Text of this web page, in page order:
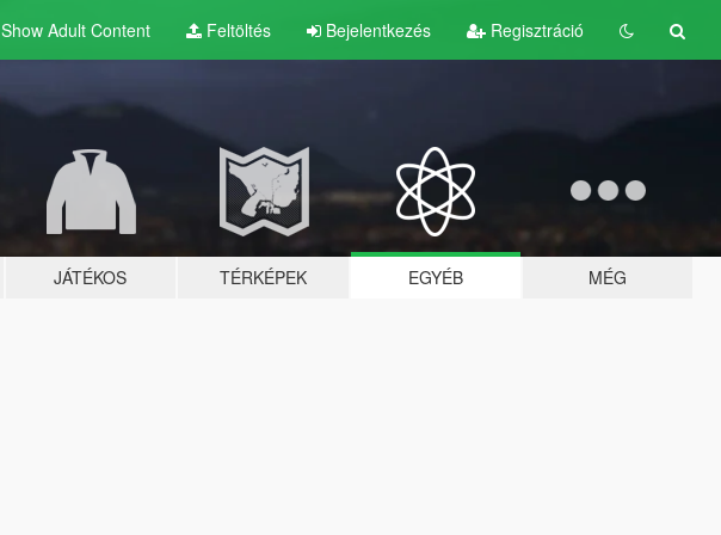
Show Adult Content Feltöltés Bejelentkezés Regisztráció
JÁTÉKOS TÉRKÉPEK EGYÉB MÉG